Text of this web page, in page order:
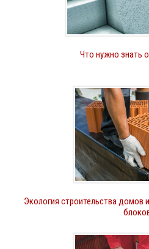
Что нужно знать
Экология строительства домов